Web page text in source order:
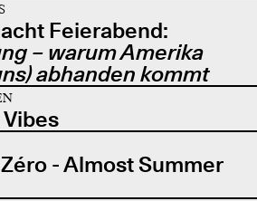
Feierabend:
– warum Amerika
abhanden kommt
- Almost Summer